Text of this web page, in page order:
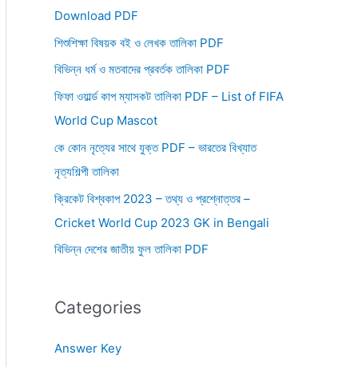
Download PDF
শিশুশিক্ষা বিষয়ক বই ও লেখক তালিকা PDF
বিভিন্ন ধর্ম ও মতবাদের প্রবর্তক তালিকা PDF
ফিফা ওয়ার্ল্ড কাপ ম্যাসকট তালিকা PDF – List of FIFA
World Cup Mascot
কে কোন নৃত্যের সাথে যুক্ত PDF – ভারতের বিখ্যাত
নৃত্যশিল্পী তালিকা
ক্রিকেট বিশ্বকাপ 2023 – তথ্য ও প্রশ্নোত্তর –
Cricket World Cup 2023 GK in Bengali
বিভিন্ন দেশের জাতীয় ফুল তালিকা PDF
Categories
Answer Key